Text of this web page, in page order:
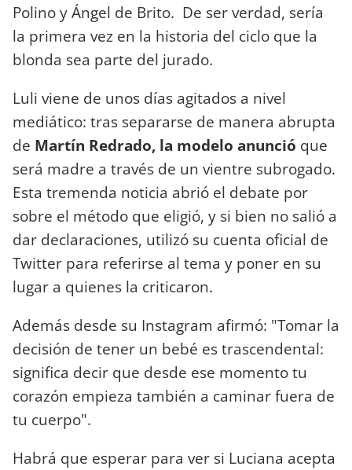
Polino y Ángel de Brito. De ser verdad, sería
la primera vez en la historia del ciclo que la
blonda sea parte del jurado.
Luli viene de unos días agitados a nivel
mediático: tras separarse de manera abrupta
de Martín Redrado, la modelo anunció que
será madre a través de un vientre subrogado.
Esta tremenda noticia abrió el debate por
sobre el método que eligió, y si bien no salió a
dar declaraciones, utilizó su cuenta oficial de
Twitter para referirse al tema y poner en su
lugar a quienes la criticaron.
Además desde su Instagram afirmó: "Tomar la
decisión de tener un bebé es trascendental:
significa decir que desde ese momento tu
corazón empieza también a caminar fuera de
tu cuerpo".
Habrá que esperar para ver si Luciana acepta